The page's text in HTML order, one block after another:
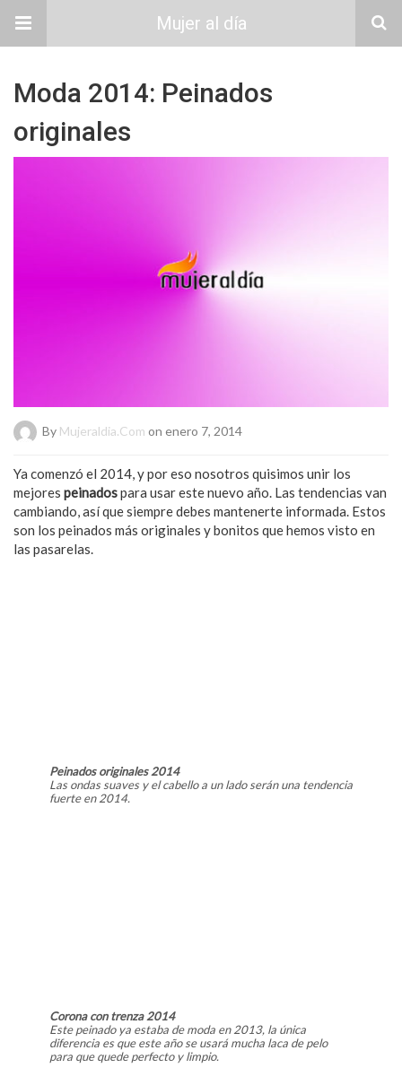
Mujer al día
Moda 2014: Peinados
originales
By Mujeraldia.com on enero 7, 2014
Ya comenzó el 2014, y por eso nosotros quisimos unir los
mejores peinadospara usar este nuevo año. Las tendencias van
cambiando, así que siempre debes mantenerte informada. Estos
son los peinados más originales y bonitos que hemos visto en
las pasarelas.
Peinados originales 2014
Las ondas suaves y el cabello a un lado serán una tendencia
fuerte en 2014.
Corona con trenza 2014
Este peinado ya estaba de moda en 2013, la única
diferencia es que este año se usará mucha laca de pelo
para que quede perfecto y limpio.